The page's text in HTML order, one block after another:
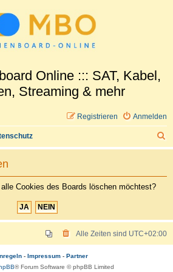
Online ::: SAT, Kabel,
Streaming & mehr
Anmelden
Registrieren
u
Cookies des Boards löschen möchtest?
Alle Zeiten sind UTC+02:00
- Impressum - Partner
® Forum Software © phpBB Limited